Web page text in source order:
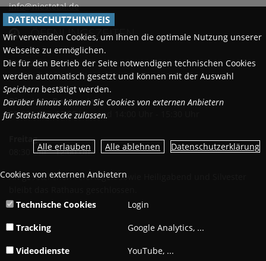
info@niestetal.de
 ÖFFNUNGSZEITEN
Montags
08:30 Uhr - 12:00 Uhr und 14:00 Uhr - 18:00 Uhr
Dienstag - Donnerstag
08:30 Uhr - 12:00 Uhr und 14:00 Uhr - 15:30 Uhr
Freitag
08:30 Uhr - 12:00 Uhr
An gesetzlichen Feiertagen sowie Heiligabend und Silvester
DATENSCHUTZHINWEIS
Wir verwenden Cookies, um Ihnen die optimale Nutzung unserer
Webseite zu ermöglichen.
Die für den Betrieb der Seite notwendigen technischen Cookies
werden automatisch gesetzt und können mit der Auswahl
Speichern bestätigt werden.
Darüber hinaus können Sie Cookies von externen Anbietern
für Statistikzwecke zulassen.
Datenschutzerklärung
Cookies von externen Anbietern
Technische Cookies Login
Tracking Google Analytics, ...
Videodienste YouTube, ...